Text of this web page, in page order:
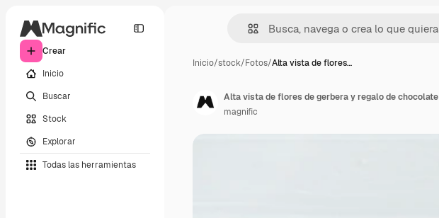
Crear
Inicio
Buscar
Stock
Explorar
Todas las herramientas
Inicio/stock/Fotos/Alta vista de flores…
Alta vista de flores de gerbera y regalo de chocolate
magnific